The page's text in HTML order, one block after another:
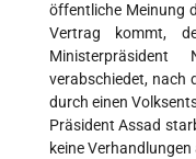
öffentliche Meinung
Vertrag kommt,
verabschiedet, nach
durch einen
Präsident Assad
keine